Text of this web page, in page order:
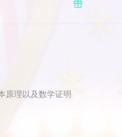
原理以及数学证明